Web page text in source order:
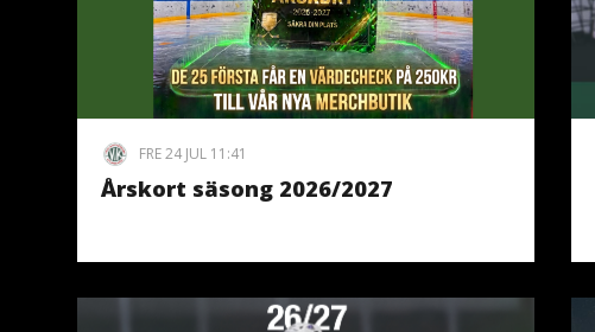
FRE 24 JUL 11:41
Årskort säsong 2026/2027